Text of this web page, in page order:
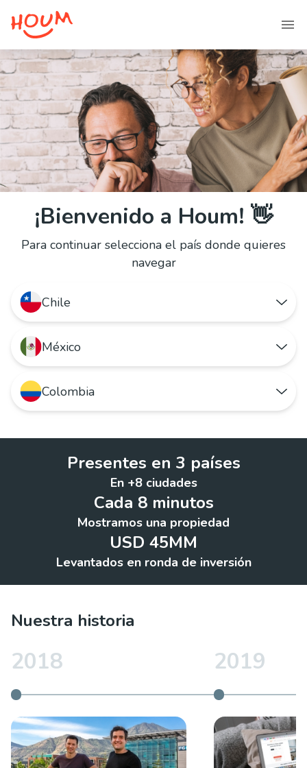
¡Bienvenido a Houm! 👋
Para continuar selecciona el país donde quieres
navegar
Chile
Quiero arrendar o comprar un hogar
Quiero ir a Houm Chile
México
Quiero rentar o comprar un hogar
Colombia
Quiero arrendar o comprar un hogar
Quiero publicar mi propiedad
Quiero ir a Houm Colombia
Presentes en 3 países
En +8 ciudades
Cada 8 minutos
Mostramos una propiedad
USD 45MM
Levantados en ronda de inversión
Nuestra historia
2018 2019